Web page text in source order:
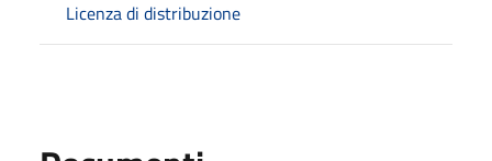
Licenza di distribuzione